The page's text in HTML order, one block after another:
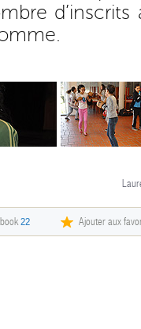
22 Ajouter aux